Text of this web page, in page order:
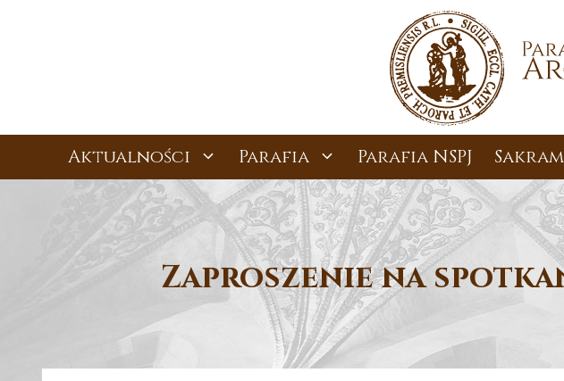
Aktualności Parafia Parafia NSPJ
Zaproszenie na